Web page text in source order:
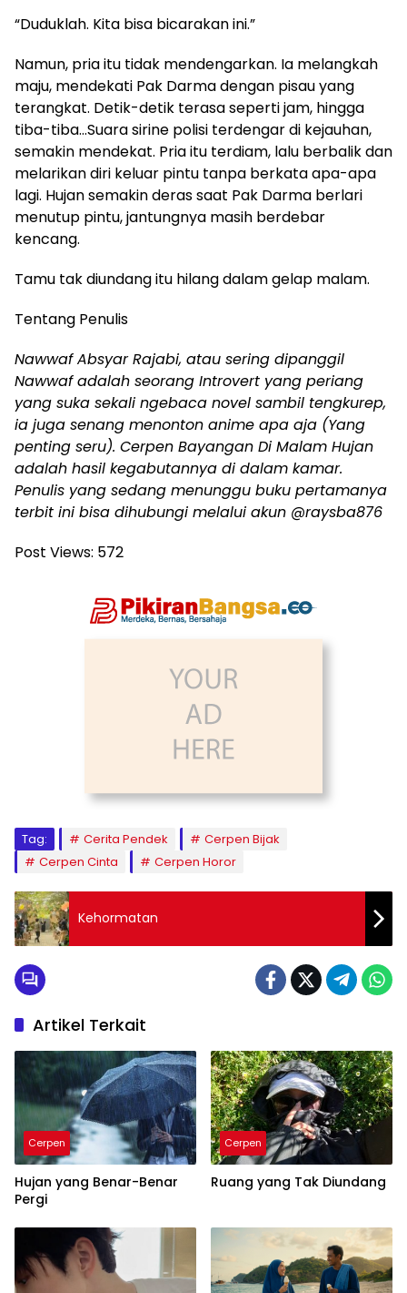
“Duduklah. Kita bisa bicarakan ini.”
Namun, pria itu tidak mendengarkan. Ia melangkah
maju, mendekati Pak Darma dengan pisau yang
terangkat. Detik-detik terasa seperti jam, hingga
tiba-tiba…Suara sirine polisi terdengar di kejauhan,
semakin mendekat. Pria itu terdiam, lalu berbalik dan
melarikan diri keluar pintu tanpa berkata apa-apa
lagi. Hujan semakin deras saat Pak Darma berlari
menutup pintu, jantungnya masih berdebar
kencang.
Tamu tak diundang itu hilang dalam gelap malam.
Tentang Penulis
Nawwaf Absyar Rajabi, atau sering dipanggil
Nawwaf adalah seorang Introvert yang periang
yang suka sekali ngebaca novel sambil tengkurep,
ia juga senang menonton anime apa aja (Yang
penting seru). Cerpen Bayangan Di Malam Hujan
adalah hasil kegabutannya di dalam kamar.
Penulis yang sedang menunggu buku pertamanya
terbit ini bisa dihubungi melalui akun @raysba876
Post Views: 572
Tag: Cerita Pendek
Cerpen Bijak
Cerpen Cinta
Cerpen Horor
Kehormatan
Artikel Terkait
Cerpen
Hujan yang Benar-Benar
Pergi
Cerpen
Ruang yang Tak Diundang